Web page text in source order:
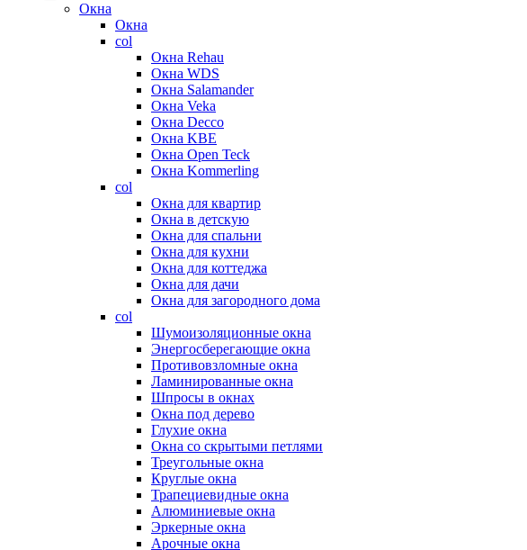
Окна
Окна
col
Окна Rehau
Окна WDS
Окна Salamander
Окна Veka
Окна Decco
Окна KBE
Окна Open Teck
Окна Kommerling
col
Окна для квартир
Окна в детскую
Окна для спальни
Окна для кухни
Окна для коттеджа
Окна для дачи
Окна для загородного дома
col
Шумоизоляционные окна
Энергосберегающие окна
Противовзломные окна
Ламинированные окна
Шпросы в окнах
Окна под дерево
Глухие окна
Окна со скрытыми петлями
Треугольные окна
Круглые окна
Трапециевидные окна
Алюминиевые окна
Эркерные окна
Арочные окна